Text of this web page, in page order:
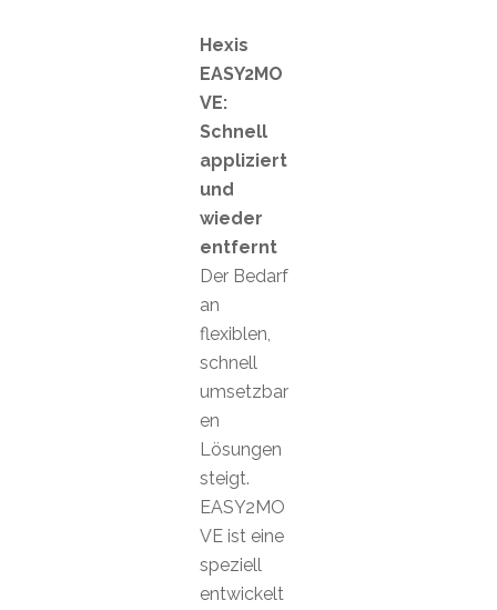
Hexis
EASY2MO
VE:
Schnell
appliziert
und
wieder
entfernt
Der Bedarf
an
flexiblen,
schnell
umsetzbar
en
Lösungen
steigt.
EASY2MO
VE ist eine
speziell
entwickelt